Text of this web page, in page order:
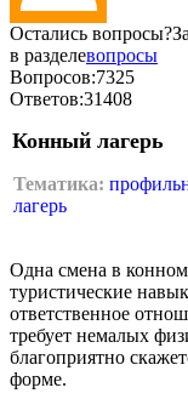
Остались вопросы?
в разделевопросы
Вопросов:7325
Ответов:31408
Конный лагерь
Тематика:
лагерь
Одна смена в конном
туристические
ответственное
требует немалых
благоприятно
форме.